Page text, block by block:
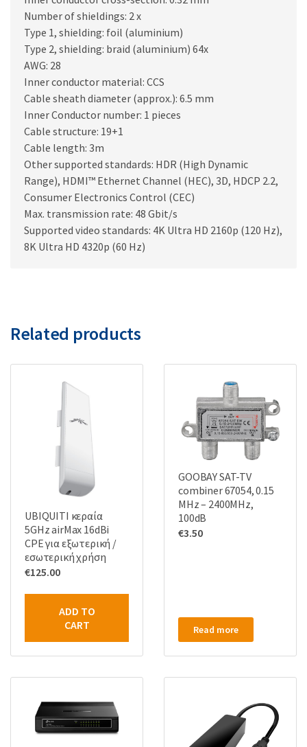
Number of shieldings: 2 x
Type 1, shielding: foil (aluminium)
Type 2, shielding: braid (aluminium) 64x
AWG: 28
Inner conductor material: CCS
Cable sheath diameter (approx.): 6.5 mm
Inner Conductor number: 1 pieces
Cable structure: 19+1
Cable length: 3m
Other supported standards: HDR (High Dynamic
Range), HDMI™ Ethernet Channel (HEC), 3D, HDCP 2.2,
Consumer Electronics Control (CEC)
Max. transmission rate: 48 Gbit/s
Supported video standards: 4K Ultra HD 2160p (120 Hz),
8K Ultra HD 4320p (60 Hz)
Related products
UBIQUITI κεραία
5GHz airMax 16dBi
CPE για εξωτερική /
εσωτερική χρήση
€125.00
ADD TO
CART
GOOBAY SAT-TV
combiner 67054, 0.15
MHz – 2400MHz,
100dB
€3.50
Read more